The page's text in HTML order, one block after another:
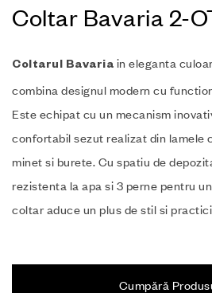
Coltar Bavaria 2-
Coltarul Bavaria in eleganta
combina designul modern cu
Este echipat cu un mecanism
confortabil sezut realizat din lamele
minet si burete. Cu spatiu de
rezistenta la apa si 3 perne pentru
coltar aduce un plus de stil si
Cumpără